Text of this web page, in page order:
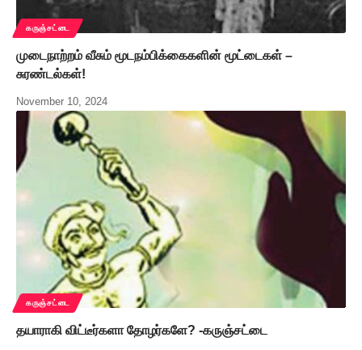
கருஞ்சட்டை
முடைநாற்றம் வீசும் மூடநம்பிக்கைகளின் மூட்டைகள் –
சுரண்டல்கள்!
November 10, 2024
கருஞ்சட்டை
தயாராகி விட்டீர்களா தோழர்களே? -கருஞ்சட்டை